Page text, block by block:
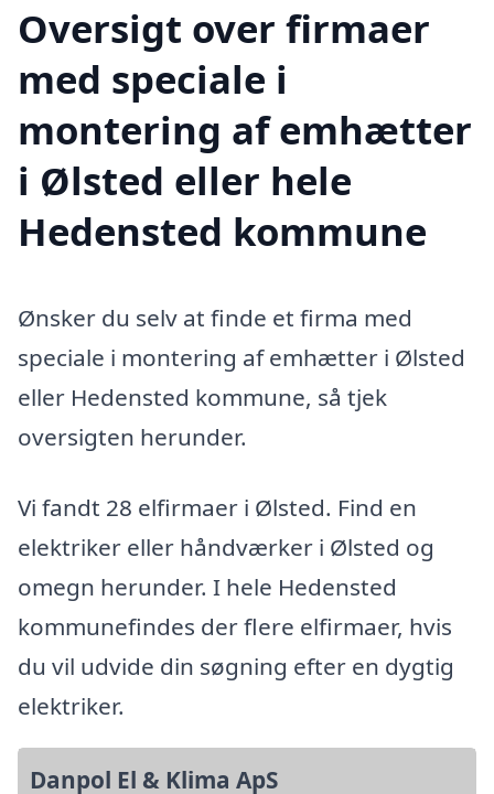
Oversigt over firmaer
med speciale i
montering af emhætter
i Ølsted eller hele
Hedensted kommune
Ønsker du selv at finde et firma med
speciale i montering af emhætter i Ølsted
eller Hedensted kommune, så tjek
oversigten herunder.
Vi fandt 28 elfirmaer i Ølsted. Find en
elektriker eller håndværker i Ølsted og
omegn herunder. I hele Hedensted
kommunefindes der flere elfirmaer, hvis
du vil udvide din søgning efter en dygtig
elektriker.
Danpol El & Klima ApS